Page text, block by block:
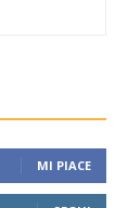
MI PIACE